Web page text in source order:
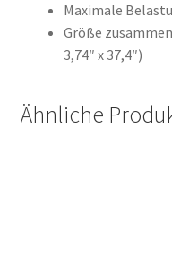
Maximale
Größe
3,74″ x 37,4″)
Ähnliche